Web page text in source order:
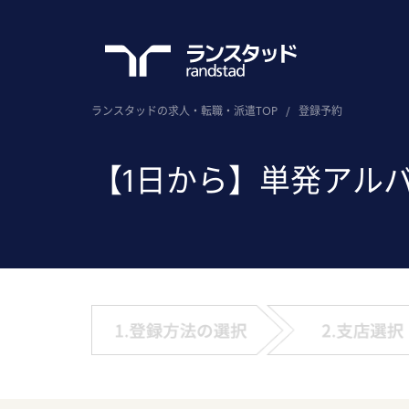
ランスタッドの求人・転職・派遣TOP / 登録予約
【1日から】単発アル